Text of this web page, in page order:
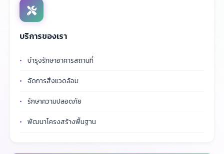
บริการของเรา
บำรุงรักษาอาคารสถานที่
จัดการสิ่งแวดล้อม
รักษาความปลอดภัย
พัฒนาโครงสร้างพื้นฐาน